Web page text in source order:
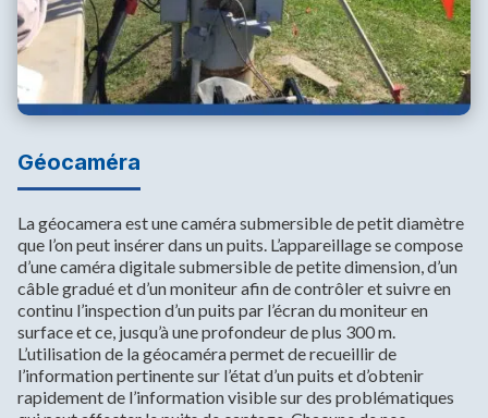
Géocaméra
La géocamera est une caméra submersible de petit diamètre
que l’on peut insérer dans un puits. L’appareillage se compose
d’une caméra digitale submersible de petite dimension, d’un
câble gradué et d’un moniteur afin de contrôler et suivre en
continu l’inspection d’un puits par l’écran du moniteur en
surface et ce, jusqu’à une profondeur de plus 300 m.
L’utilisation de la géocaméra permet de recueillir de
l’information pertinente sur l’état d’un puits et d’obtenir
rapidement de l’information visible sur des problématiques